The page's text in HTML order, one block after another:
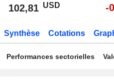
102,81 USD -
Synthèse Cotations
Performances sectorielles